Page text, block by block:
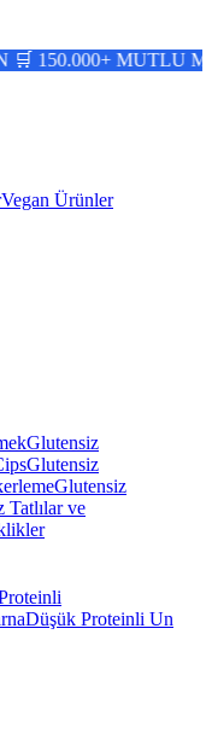
MUTLU MÜŞTERİ
Vegan Ürünler
Glutensiz
Glutensiz
Glutensiz
Tatlılar ve
Düşük Proteinli Un